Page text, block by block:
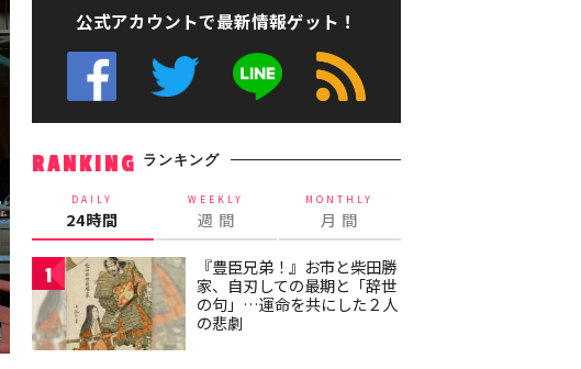
公式アカウントで最新情報ゲット！
RANKING ランキング
DAILY
24時間
WEEKLY
週 間
MONTHLY
月 間
1
『豊臣兄弟！』お市と柴田勝
家、自刃しての最期と「辞世
の句」…運命を共にした２人
の悲劇